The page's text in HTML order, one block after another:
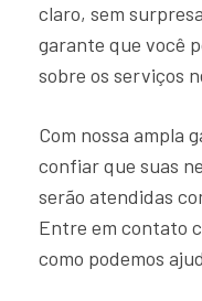
claro, sem
garante que você
sobre os serviços
Com nossa ampla
confiar que suas
serão atendidas
Entre em contato
como podemos